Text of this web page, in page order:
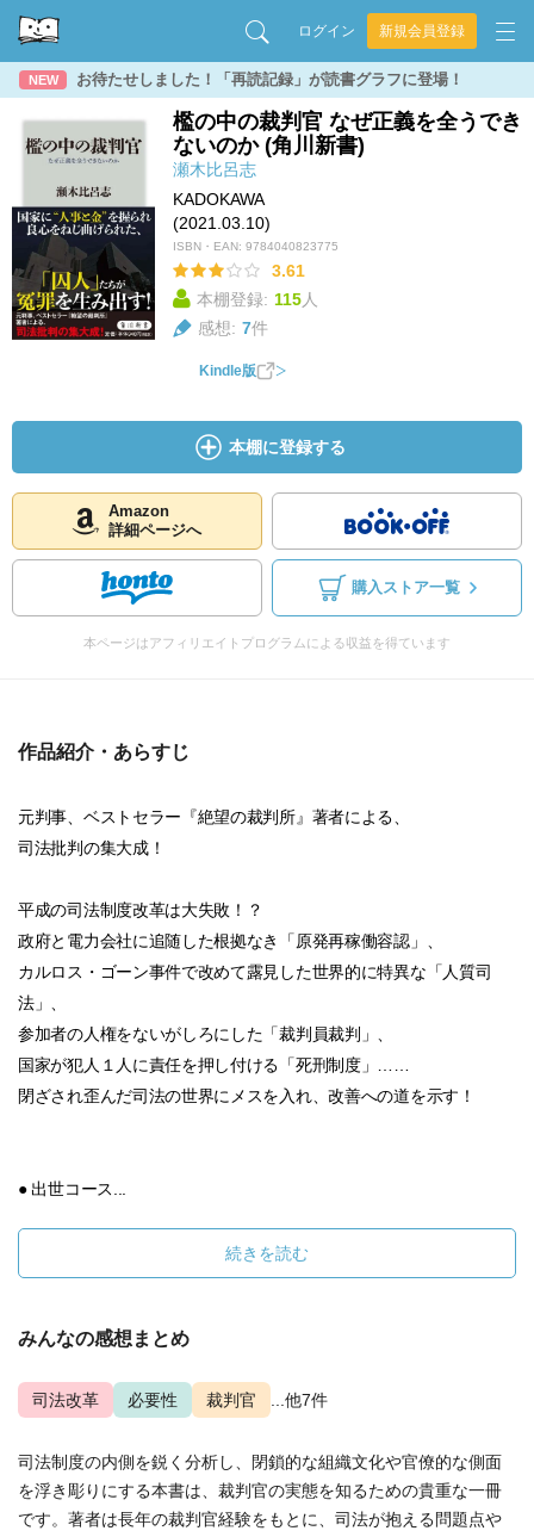
ログイン 新規会員登録
NEW お待たせしました！「再読記録」が読書グラフに登場！
檻の中の裁判官 なぜ正義を全うでき
ないのか (角川新書)
瀬木比呂志
KADOKAWA
(2021.03.10)
ISBN・EAN: 9784040823775
3.61
本棚登録: 115人
感想: 7件
Kindle版
本棚に登録する
Amazon
詳細ページへ
購入ストア一覧
本ページはアフィリエイトプログラムによる収益を得ています
作品紹介・あらすじ
元判事、ベストセラー『絶望の裁判所』著者による、
司法批判の集大成！
平成の司法制度改革は大失敗！？
政府と電力会社に追随した根拠なき「原発再稼働容認」、
カルロス・ゴーン事件で改めて露見した世界的に特異な「人質司
法」、
参加者の人権をないがしろにした「裁判員裁判」、
国家が犯人１人に責任を押し付ける「死刑制度」……
閉ざされ歪んだ司法の世界にメスを入れ、改善への道を示す！
● 出世コース...
続きを読む
みんなの感想まとめ
司法改革 必要性 裁判官 ...他7件
司法制度の内側を鋭く分析し、閉鎖的な組織文化や官僚的な側面
を浮き彫りにする本書は、裁判官の実態を知るための貴重な一冊
です。著者は長年の裁判官経験をもとに、司法が抱える問題点や